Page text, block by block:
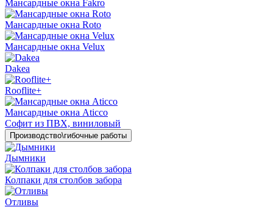
Мансардные окна Fakro
Мансардные окна Roto
Мансардные окна Velux
Dakea
Rooflite+
Мансардные окна Aticco
Софит из ПВХ, виниловый
Производство\гибочные работы
Дымники
Колпаки для столбов забора
Отливы